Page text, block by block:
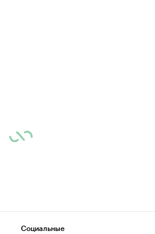
Социальные